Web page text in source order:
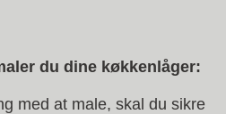
du dine køkkenlåger:
med at male, skal du sikre